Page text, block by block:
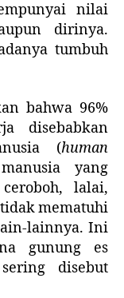
nilai
dirinya.
tumbuh
bahwa 96%
disebabkan
(human
yang
lalai,
mematuhi
lainnya. Ini
gunung es
disebut